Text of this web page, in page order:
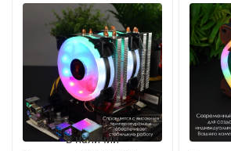
В наличии